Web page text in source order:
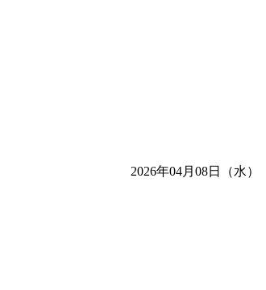
2026年04月08日（水）